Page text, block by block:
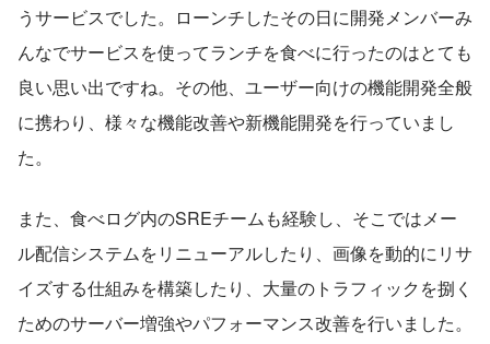
うサービスでした。ローンチしたその日に開発メンバーみ
んなでサービスを使ってランチを食べに行ったのはとても
良い思い出ですね。その他、ユーザー向けの機能開発全般
に携わり、様々な機能改善や新機能開発を行っていまし
た。
また、食べログ内のSREチームも経験し、そこではメー
ル配信システムをリニューアルしたり、画像を動的にリサ
イズする仕組みを構築したり、大量のトラフィックを捌く
ためのサーバー増強やパフォーマンス改善を行いました。